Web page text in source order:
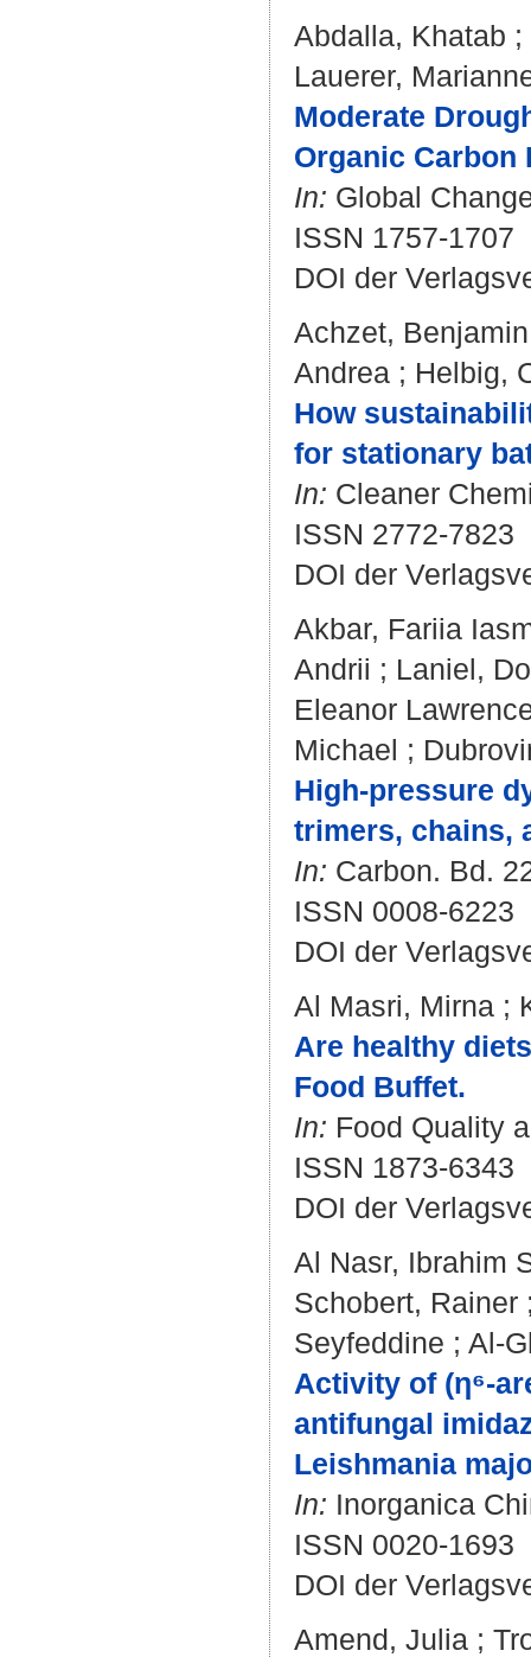
Abdalla, Khatab ;
Lauerer,
Moderate
Organic Carbon
In: Global
ISSN 1757-1707
DOI der
Achzet, Benjamin
Andrea ; Helbig,
How
for stationary
In: Cleaner
ISSN 2772-7823
DOI der
Akbar, Fariia
Andrii ; Laniel,
Eleanor
Michael ;
High-pressure
trimers, chains,
In: Carbon. Bd.
ISSN 0008-6223
DOI der
Al Masri, Mirna ;
Are healthy
Food Buffet.
In: Food Quality
ISSN 1873-6343
DOI der
Al Nasr, Ibrahim
Schobert, Rainer
Seyfeddine ; Al-
Activity of (η⁶-
antifungal
Leishmania
In: Inorganica
ISSN 0020-1693
DOI der
Amend, Julia ;